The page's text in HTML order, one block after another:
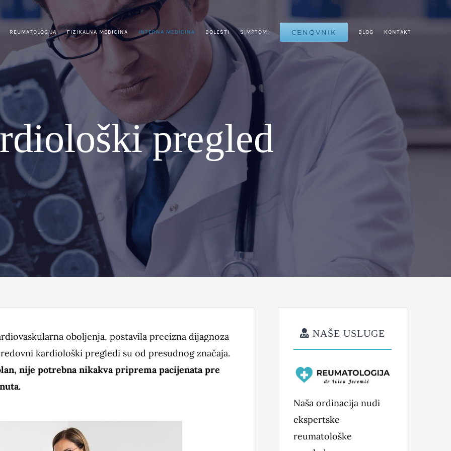
REUMATOLOGIJA FIZIKALNA MEDICINA INTERNA MEDICINA BOLESTI SIMPTOMI CENOVNIK BLOG KONTAKT
pregled
oboljenja, postavila precizna dijagnoza
kardiološki pregledi su od presudnog značaja.
nije potrebna nikakva priprema pacijenata pre
NAŠE USLUGE
Naša ordinacija nudi
ekspertske
reumatološke